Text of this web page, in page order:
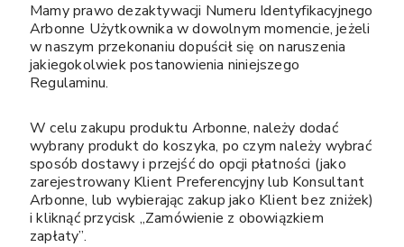
Mamy prawo dezaktywacji Numeru Identyfikacyjnego
Arbonne Użytkownika w dowolnym momencie, jeżeli
w naszym przekonaniu dopuścił się on naruszenia
jakiegokolwiek postanowienia niniejszego
Regulaminu.
W celu zakupu produktu Arbonne, należy dodać
wybrany produkt do koszyka, po czym należy wybrać
sposób dostawy i przejść do opcji płatności (jako
zarejestrowany Klient Preferencyjny lub Konsultant
Arbonne, lub wybierając zakup jako Klient bez zniżek)
i kliknąć przycisk „Zamówienie z obowiązkiem
zapłaty”.